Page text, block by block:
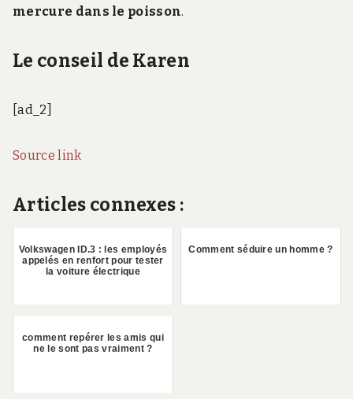
mercure dans le poisson.
Le conseil de Karen
[ad_2]
Source link
Articles connexes :
Volkswagen ID.3 : les employés
appelés en renfort pour tester
la voiture électrique
Comment séduire un homme ?
comment repérer les amis qui
ne le sont pas vraiment ?